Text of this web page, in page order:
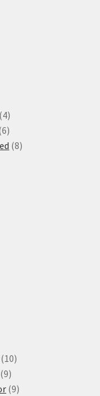
44
produkty
66
produktů
88
1010
99
produktů
99